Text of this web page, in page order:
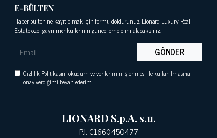
E-BÜLTEN
Haber bültenine kayıt olmak için formu doldurunuz. Lionard Luxury Real
Estate özel gayri menkullerinin güncellemelerini alacaksınız.
GÖNDER
Gizlilik Politikasını okudum ve verilerimin işlenmesi ile kullanılmasına
onay verdiğimi beyan ederim.
LIONARD S.p.A. s.u.
P.I. 01660450477